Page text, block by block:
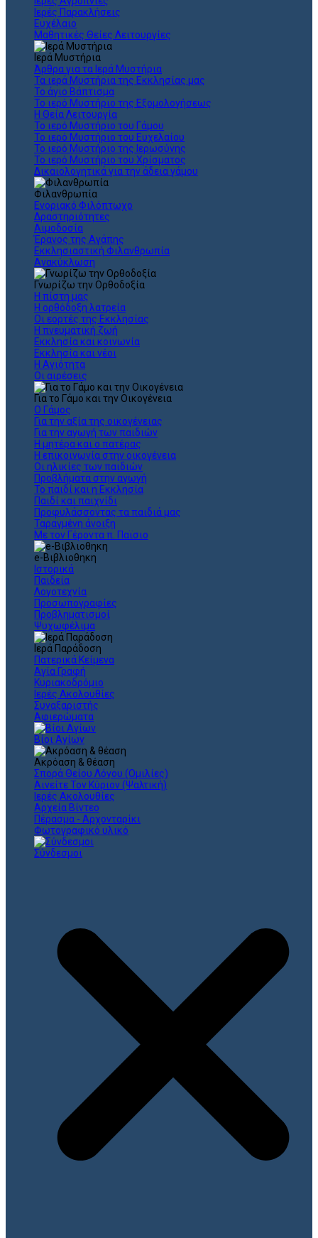
Ιερές Παρακλήσεις
Ευχέλαιο
Μαθητικές Θείες Λειτουργίες
Ιερά Μυστήρια
Άρθρα για τα Ιερά Μυστήρια
Τα ιερά Μυστήρια της Εκκλησίας μας
Το άγιο Βάπτισμα
Το ιερό Μυστήριο της Εξομολογήσεως
Η Θεία Λειτουργία
Το ιερό Μυστήριο του Γάμου
Το ιερό Μυστήριο του Ευχελαίου
Το ιερό Μυστήριο της Ιερωσύνης
Το ιερό Μυστήριο του Χρίσματος
Δικαιολογητικά για την άδεια γάμου
Φιλανθρωπία
Ενοριακό Φιλόπτωχο
Δραστηριότητες
Αιμοδοσία
Έρανος της Αγάπης
Εκκλησιαστική Φιλανθρωπία
Ανακύκλωση
Γνωρίζω την Ορθοδοξία
Η πίστη μας
Η ορθόδοξη λατρεία
Οι εορτές της Εκκλησίας
Η πνευματική ζωή
Εκκλησία και κοινωνία
Εκκλησία και νέοι
Η Αγιότητα
Οι αιρέσεις
Για το Γάμο και την Οικογένεια
Ο Γάμος
Για την αξία της οικογένειας
Για την αγωγή των παιδιών
Η μητέρα και ο πατέρας
Η επικοινωνία στην οικογένεια
Οι ηλικίες των παιδιών
Προβλήματα στην αγωγή
Το παιδί και η Εκκλησία
Παιδί και παιχνίδι
Προφυλάσσοντας τα παιδιά μας
Ταραγμένη άνοιξη
Με τον Γέροντα π. Παϊσιο
e-Βιβλιοθηκη
Ιστορικά
Παιδεία
Λογοτεχνία
Προσωπογραφίες
Προβληματισμοί
Ψυχωφέλιμα
Ιερά Παράδοση
Πατερικά Κείμενα
Αγία Γραφή
Κυριακοδρόμιο
Ιερές Ακολουθίες
Συναξαριστής
Αφιερώματα
Βίοι Αγίων
Ακρόαση & θέαση
Σπορά Θείου Λόγου (Ομιλίες)
Αινείτε Τον Κύριον (Ψαλτική)
Ιερές Ακολουθίες
Αρχεία Βίντεο
Πέρασμα - Αρχονταρίκι
Φωτογραφικό υλικό
Σύνδεσμοι